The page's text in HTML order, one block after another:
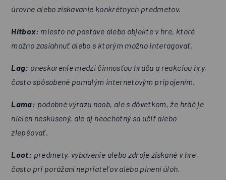
úrovne alebo získavanie konkrétnych predmetov.
Hitbox: miesto na postave alebo objekte v hre, ktoré
možno zasiahnuť alebo s ktorým možno interagovať.
Lag: oneskorenie medzi činnosťou hráča a reakciou hry,
často spôsobené pomalým internetovým pripojením.
Lama: podobné výrazu noob, ale s dôvetkom, že hráč je
nielen neskúsený, ale aj neochotný sa učiť alebo
zlepšovať.
Loot: predmety, vybavenie alebo zdroje získané v hre,
často pri porážaní nepriateľov alebo plnení úloh.